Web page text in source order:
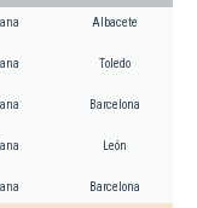
Albacete
Toledo
Barcelona
León
Barcelona